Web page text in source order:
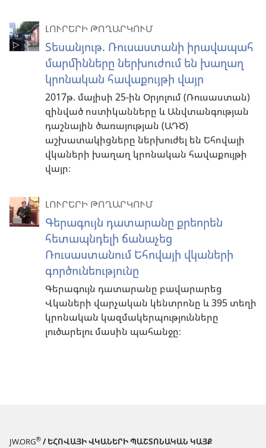
ԼՈՒՐԵՐԻ ԹՈՂԱՐԿՈՒՄ
Տեսանյութ. Ռուսաստանի իրավապահ
մարմինները ներխուժում են խաղաղ
կրոնական հավաքույթի վայր
2017թ. մայիսի 25-ին Օրյոլում (Ռուսաստան)
զինված ոստիկանները և Անվտանգության
դաշնային ծառայության (ԱԴԾ)
աշխատակիցները ներխուժել են Եհովայի
վկաների խաղաղ կրոնական հավաքույթի
վայր։
ԼՈՒՐԵՐԻ ԹՈՂԱՐԿՈՒՄ
Գերագույն դատարանը քրեորեն
հետապնդելի ճանաչեց
Ռուսաստանում Եհովայի վկաների
գործունեությունը
Գերագույն դատարանը բավարարեց
Վկաների վարչական կենտրոնը և 395 տեղի
կրոնական կազմակերպությունները
լուծարելու մասին պահանջը։
JW.ORG® / ԵՀՈՎԱՅԻ ՎԿԱՆԵՐԻ ՊԱՇՏՈՆԱԿԱՆ ԿԱՅՔ